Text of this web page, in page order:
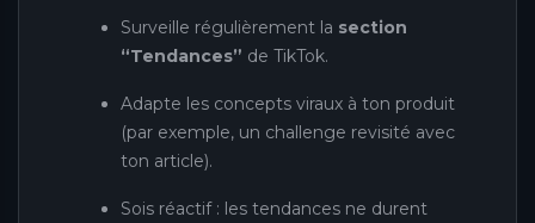
Surveille régulièrement la section
“Tendances” de TikTok.
Adapte les concepts viraux à ton produit
(par exemple, un challenge revisité avec
ton article).
Sois réactif : les tendances ne durent